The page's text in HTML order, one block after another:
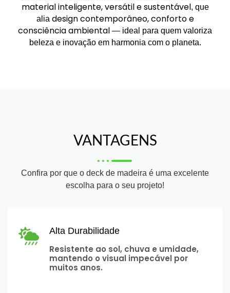
material inteligente, versátil e sustentável, que
alia design contemporâneo, conforto e
consciência ambiental — ideal para quem valoriza
beleza e inovação em harmonia com o planeta.
VANTAGENS
Confira por que o deck de madeira é uma excelente
escolha para o seu projeto!
Alta Durabilidade
Resistente ao sol, chuva e umidade,
mantendo o visual impecável por
muitos anos.